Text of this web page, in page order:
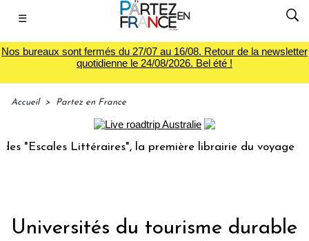
☰
Nos bureaux sont fermés du 27/07 au 16/08. Retour de la newsletter
quotidienne le 24/08/2026. Bel été !
Accueil > Partez en France
Littéraires", la première librairie du voyage Le
Universités du tourisme durable